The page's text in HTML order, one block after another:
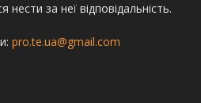
нести за неї відповідальність.
pro.te.ua@gmail.com